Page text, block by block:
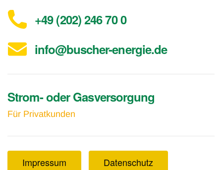
+49 (202) 246 70 0
info@buscher-energie.de
Strom- oder Gasversorgung
Für Privatkunden
Impressum Datenschutz